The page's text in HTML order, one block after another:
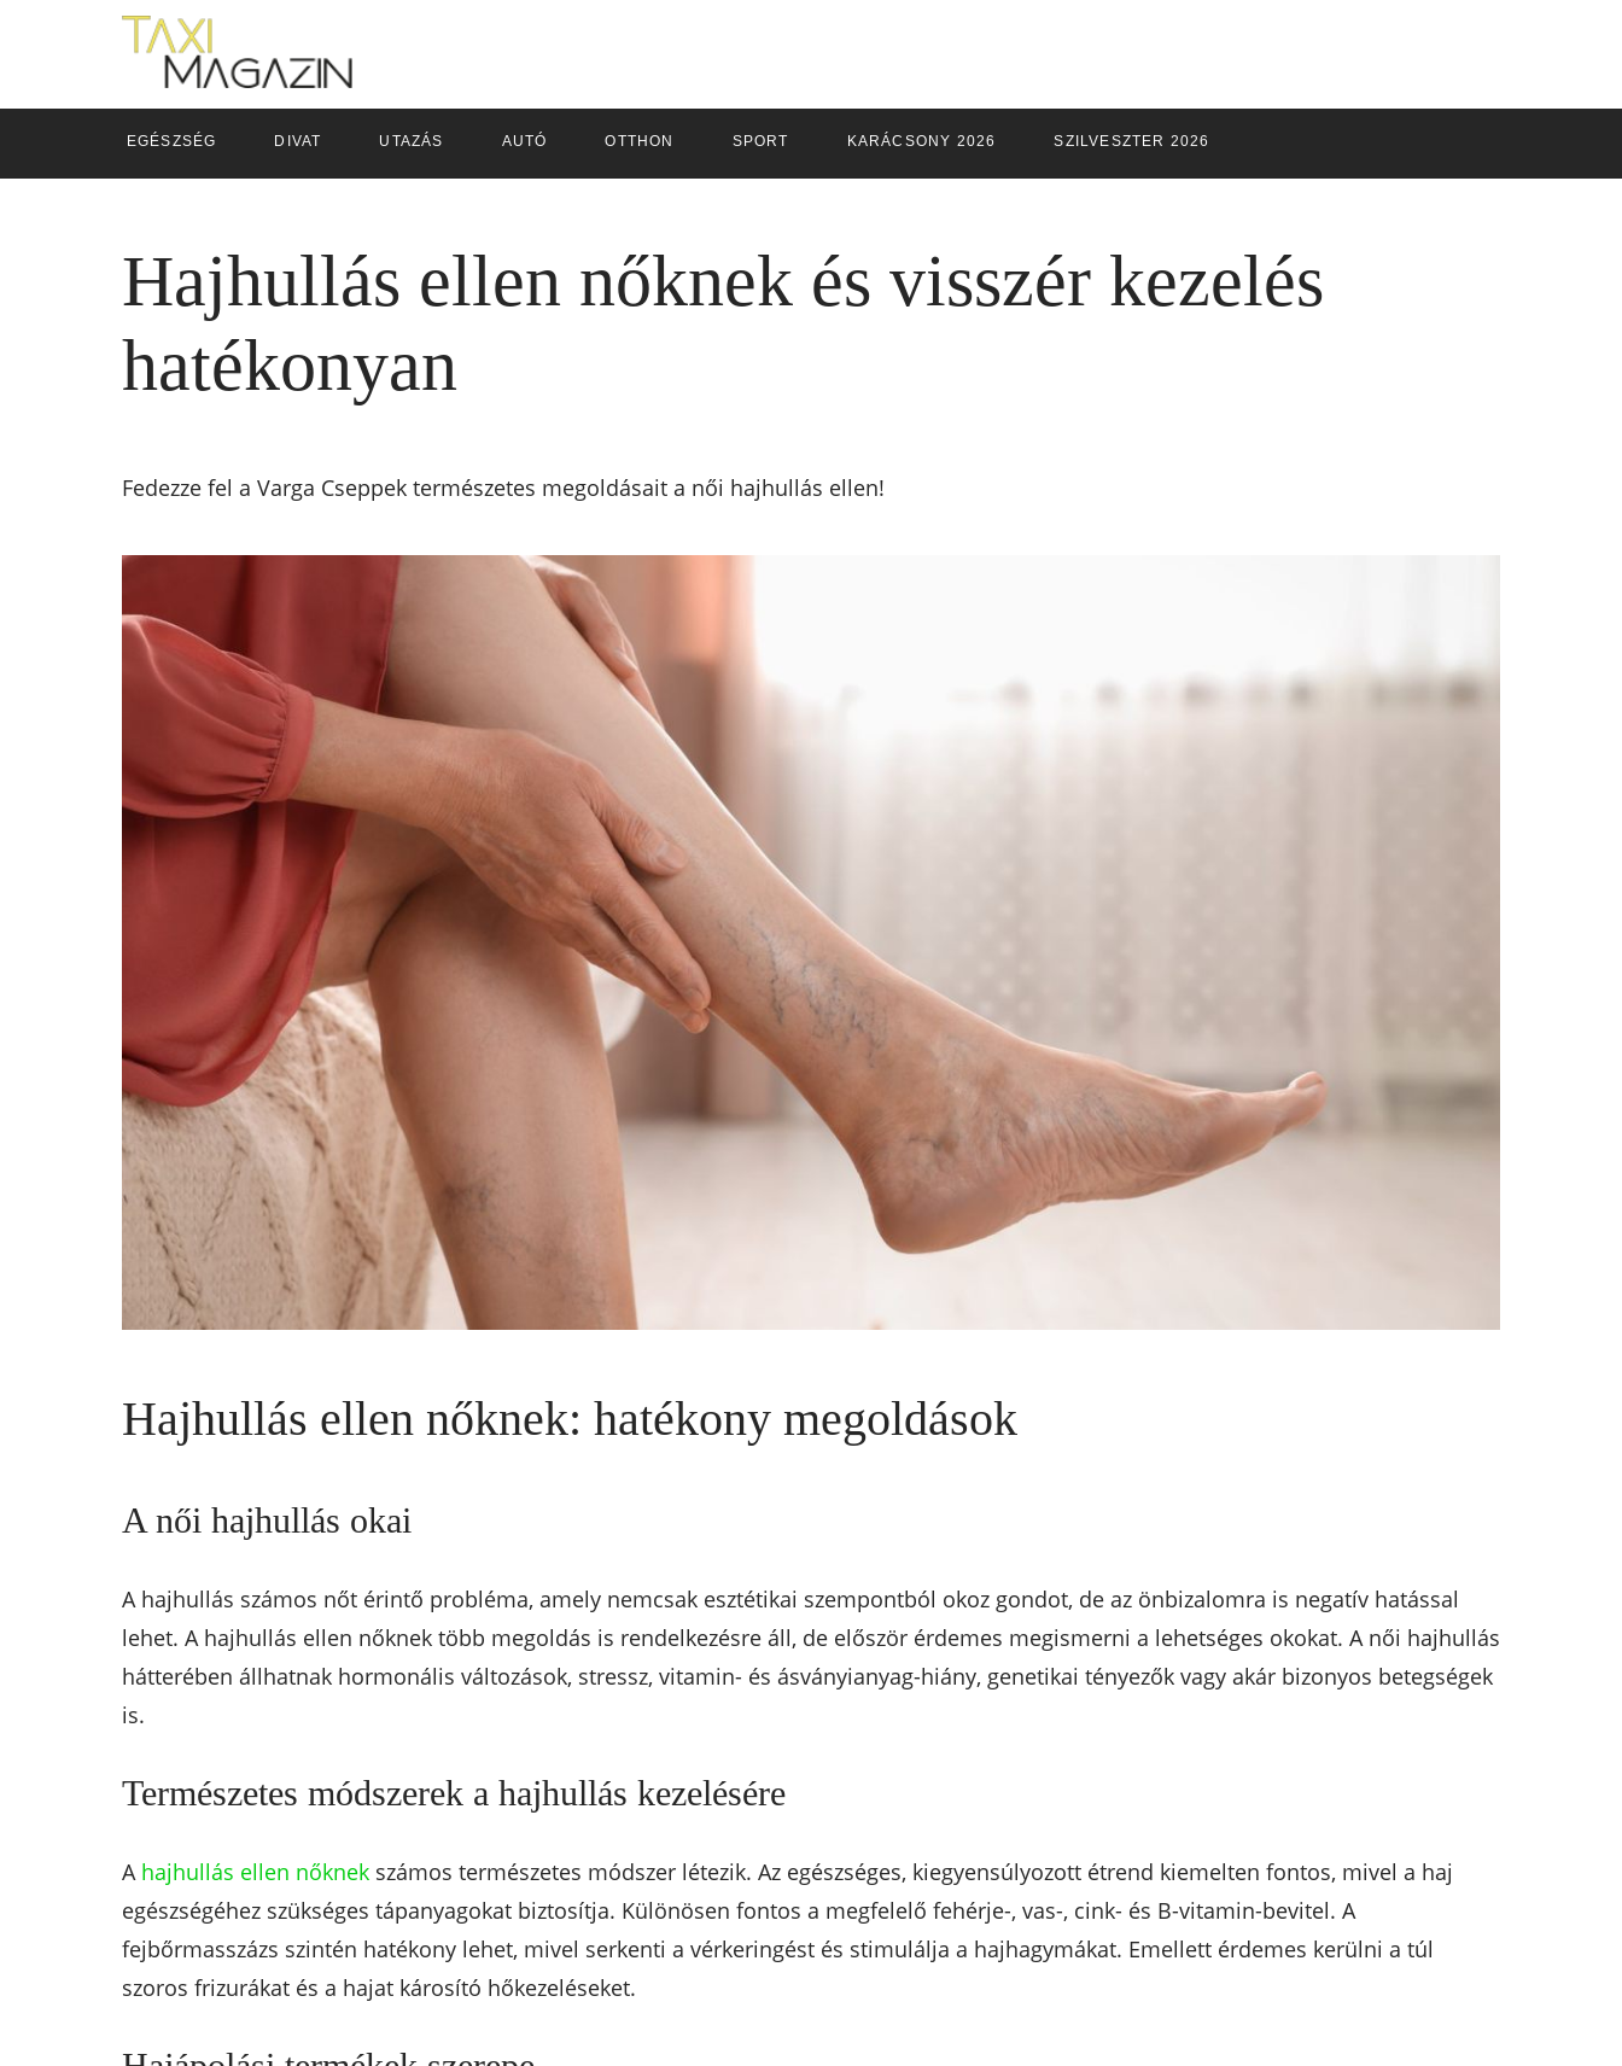
EGÉSZSÉG DIVAT UTAZÁS AUTÓ OTTHON SPORT KARÁCSONY 2026 SZILVESZTER 2026
Hajhullás ellen nőknek és visszér kezelés
hatékonyan
Fedezze fel a Varga Cseppek természetes megoldásait a női hajhullás ellen!
Hajhullás ellen nőknek: hatékony megoldások
A női hajhullás okai
A hajhullás számos nőt érintő probléma, amely nemcsak esztétikai szempontból okoz gondot, de az önbizalomra is negatív hatással
lehet. A hajhullás ellen nőknek több megoldás is rendelkezésre áll, de először érdemes megismerni a lehetséges okokat. A női hajhullás
hátterében állhatnak hormonális változások, stressz, vitamin- és ásványianyag-hiány, genetikai tényezők vagy akár bizonyos betegségek
is.
Természetes módszerek a hajhullás kezelésére
A hajhullás ellen nőknekszámos természetes módszer létezik. Az egészséges, kiegyensúlyozott étrend kiemelten fontos, mivel a haj
egészségéhez szükséges tápanyagokat biztosítja. Különösen fontos a megfelelő fehérje-, vas-, cink- és B-vitamin-bevitel. A
fejbőrmasszázs szintén hatékony lehet, mivel serkenti a vérkeringést és stimulálja a hajhagymákat. Emellett érdemes kerülni a túl
szoros frizurákat és a hajat károsító hőkezeléseket.